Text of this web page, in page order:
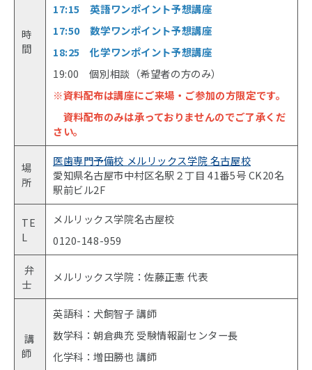
時
間
17:15 英語ワンポイント予想講座
17:50 数学ワンポイント予想講座
18:25 化学ワンポイント予想講座
19:00 個別相談（希望者の方のみ）
※資料配布は講座にご来場・ご参加の方限定です。
資料配布のみは承っておりませんのでご了承くだ
さい。
場
所
医歯専門予備校 メルリックス学院 名古屋校
愛知県名古屋市中村区名駅２丁目 41番5号 CK20名
駅前ビル2F
TE
L
メルリックス学院名古屋校
0120-148-959
弁
士
メルリックス学院：佐藤正憲 代表
講
師
英語科：犬飼智子 講師
数学科：朝倉典充 受験情報副センター長
化学科：増田勝也 講師